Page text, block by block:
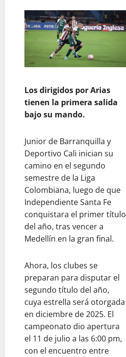
Los dirigidos por Arias
tienen la primera salida
bajo su mando.
Junior de Barranquilla y
Deportivo Cali inician su
camino en el segundo
semestre de la Liga
Colombiana, luego de que
Independiente Santa Fe
conquistara el primer título
del año, tras vencer a
Medellín en la gran final.
Ahora, los clubes se
preparan para disputar el
segundo título del año,
cuya estrella será otorgada
en diciembre de 2025. El
campeonato dio apertura
el 11 de julio a las 6:00 pm,
con el encuentro entre